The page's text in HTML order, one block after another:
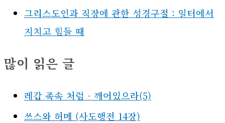
그리스도인과 직장에 관한 성경구절 : 일터에서
지치고 힘들 때
많이 읽은 글
레갑 족속 처럼 - 깨어있으라(5)
쓰스와 허메 (사도행전 14장)